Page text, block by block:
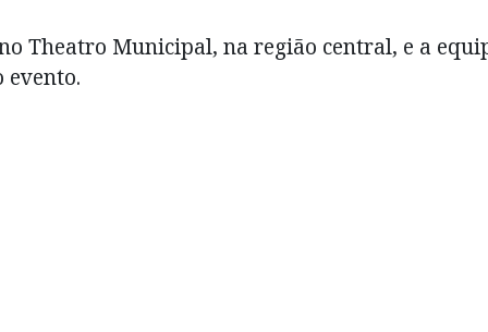
Theatro Municipal, na região central, e a
evento.